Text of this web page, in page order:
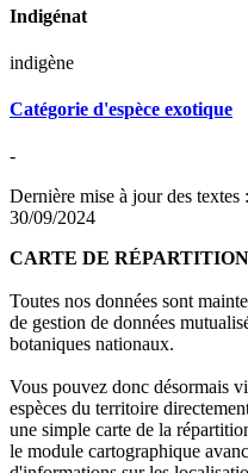
Indigénat
indigène
Catégorie d'espèce exotique
-
Dernière mise à jour des textes :
30/09/2024
CARTE DE RÉPARTITION
Toutes nos données sont
de gestion de données
botaniques nationaux.
Vous pouvez donc désormais
espèces du territoire
une simple carte de la
le module cartographique